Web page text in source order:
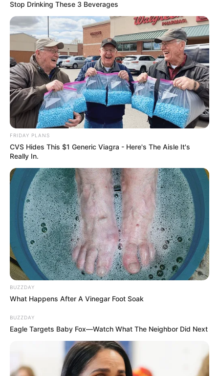
Stop Drinking These 3 Beverages
FRIDAY PLANS
CVS Hides This $1 Generic Viagra - Here's The Aisle It's
Really In.
BUZZDAY
What Happens After A Vinegar Foot Soak
BUZZDAY
Eagle Targets Baby Fox—Watch What The Neighbor Did Next